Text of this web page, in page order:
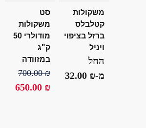
משקולות
קטלבלס
ברזל בציפוי
32.00
משקולות
מודולרי 50
במזוודה
700.00 ₪
650.00